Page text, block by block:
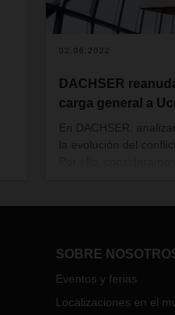
02.06.2022
DACHSER
carga general a
En DACHSER,
la evolución del
2022.
SOBRE
Eventos y ferias
Localizaciones en el